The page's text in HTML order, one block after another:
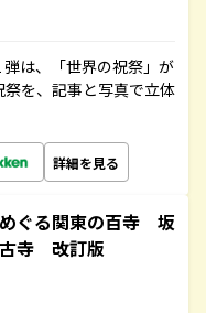
弾は、「世界の祝祭」が
を、記事と写真で立体
詳細を見る
ぐる関東の百寺 坂
寺 改訂版